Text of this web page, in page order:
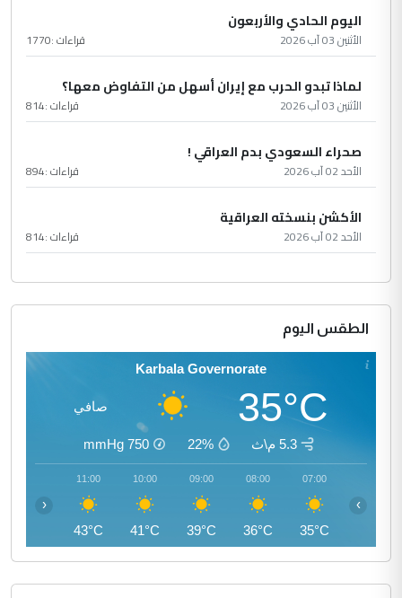
اليوم الحادي والأربعون
الأثنين 03 آب 2026 قراءات :1770
لماذا تبدو الحرب مع إيران أسهل من التفاوض معها؟
الأثنين 03 آب 2026 قراءات :814
صحراء السعودي بدم العراقي !
الأحد 02 آب 2026 قراءات :894
الأكشن بنسخته العراقية
الأحد 02 آب 2026 قراءات :814
الطقس اليوم
Karbala Governorate
35°C صافي
5.3 م\ث 22%
750
mmHg
07:00
35°C
08:00
36°C
09:00
39°C
10:00
41°C
11:00
43°C
‹ ›